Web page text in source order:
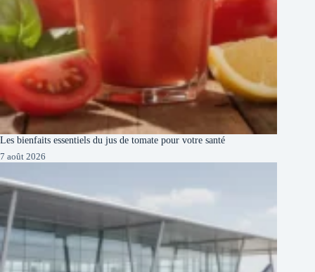
Les bienfaits essentiels du jus de tomate pour votre santé
7 août 2026